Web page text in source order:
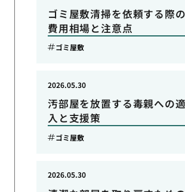
ゴミ屋敷清掃を依頼する際
費用相場と注意点
ゴミ屋敷
汚部屋を放置する毒親への
入と支援策
2026.05.30
ゴミ屋敷
2026.05.30